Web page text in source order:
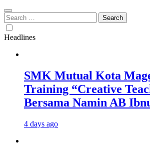
Search
for:
Headlines
SMK Mutual Kota
Training “Creative
Bersama Namin AB
4 days ago